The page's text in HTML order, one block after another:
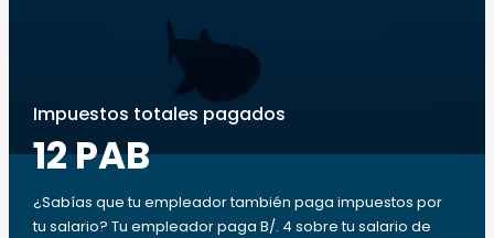
Impuestos totales pagados
12 PAB
¿Sabías que tu empleador también paga impuestos por
tu salario? Tu empleador paga B/. 4 sobre tu salario de